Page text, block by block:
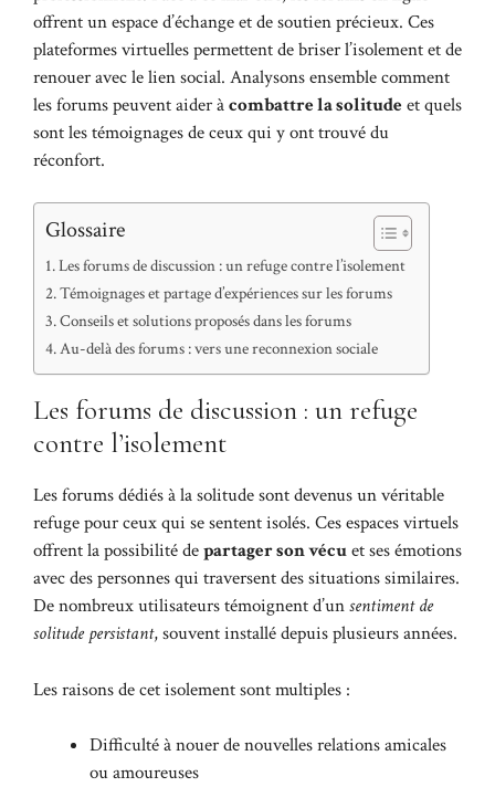
offrent un espace d’échange et de soutien précieux. Ces
plateformes virtuelles permettent de briser l’isolement et de
renouer avec le lien social. Analysons ensemble comment
les forums peuvent aider àcombattre la solitudeet quels
sont les témoignages de ceux qui y ont trouvé du
réconfort.
Glossaire
Les forums de discussion : un refuge contre l’isolement
Témoignages et partage d’expériences sur les forums
Conseils et solutions proposés dans les forums
Au-delà des forums : vers une reconnexion sociale
Les forums de discussion : un refuge
contre l’isolement
Les forums dédiés à la solitude sont devenus un véritable
refuge pour ceux qui se sentent isolés. Ces espaces virtuels
offrent la possibilité departager son vécuet ses émotions
avec des personnes qui traversent des situations similaires.
De nombreux utilisateurs témoignent d’unsentiment de
solitude persistant, souvent installé depuis plusieurs années.
Les raisons de cet isolement sont multiples :
Difficulté à nouer de nouvelles relations amicales
ou amoureuses